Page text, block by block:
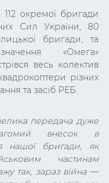
окремої бригади
Сил України, 80
бригади, та
«Омега»
весь колектив
різних
та засіб РЕБ.
передача дуже
внесок в
нашої бригади, як
частинам
так, зараз війна—